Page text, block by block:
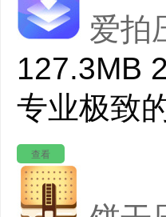
爱拍
127.3MB
专业极致
查看